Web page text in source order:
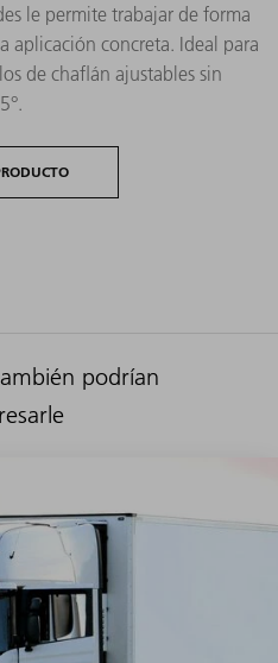
le permite trabajar de forma
aplicación concreta. Ideal para
de chaflán ajustables sin
podrían